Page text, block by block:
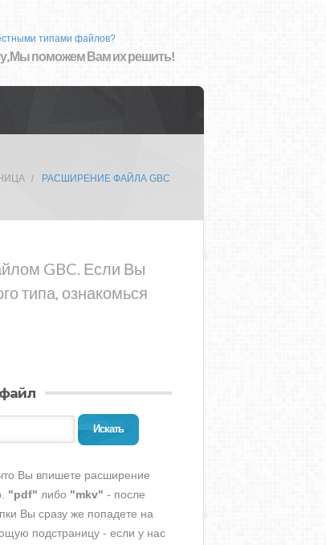
типами файлов?
Мы поможем Вам их решить!
РАСШИРЕНИЕ ФАЙЛА GBC
GBC. Если Вы
типа, ознакомься
Искать
Вы впишете расширение
"pdf" либо "mkv" - после
Вы сразу же попадете на
подстраницу - если у нас